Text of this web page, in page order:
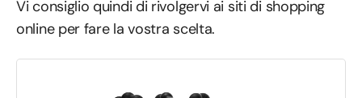
Vi consiglio quindi di rivolgervi ai siti di shopping
online per fare la vostra scelta.